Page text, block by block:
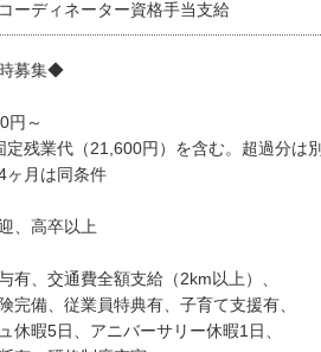
ーディネーター資格手当支給
募集◆
円～
残業代（21,600円）を含む。超過分は別
月は同条件
、高卒以上
有、交通費全額支給（2km以上）、
完備、従業員特典有、子育て支援有、
休暇5日、アニバーサリー休暇1日、